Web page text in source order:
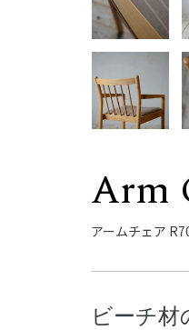
Arm
アームチェア
ビーチ材